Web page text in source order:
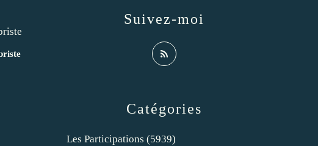
Catégories
Les Participations (5939)
Suivez-moi